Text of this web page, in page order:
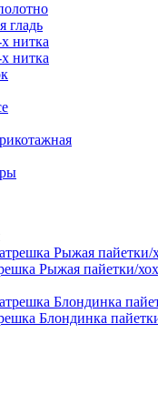
гладь
нитка
нитка
Рыжая пайетки/
Блондинка